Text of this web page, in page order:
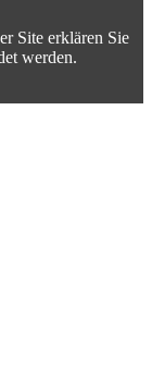
Site erklären Sie
werden.